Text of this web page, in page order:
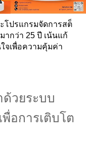
โปรแกรมจัดการสต็
ากว่า 25 ปี เน้นแก้
จเพื่อความคุ้มค่า
วยระบบ
อการเติบโต